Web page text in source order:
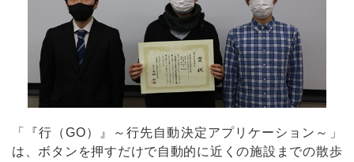
「『行（GO）』～行先自動決定アプリケーション～」
は、ボタンを押すだけで自動的に近くの施設までの散歩